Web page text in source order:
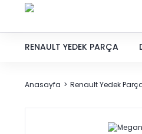
RENAULT YEDEK PARÇA
Anasayfa Renault Yedek